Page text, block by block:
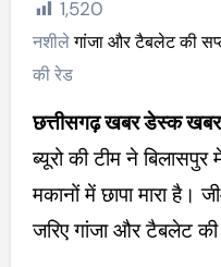
1,520
नशीलेगांजा और टैबलेट की
की रेड
छत्तीसगढ़ खबर डेस्क
ब्यूरो की टीम ने
मकानों में छापा मारा है।
जरिए गांजा और टैबलेट